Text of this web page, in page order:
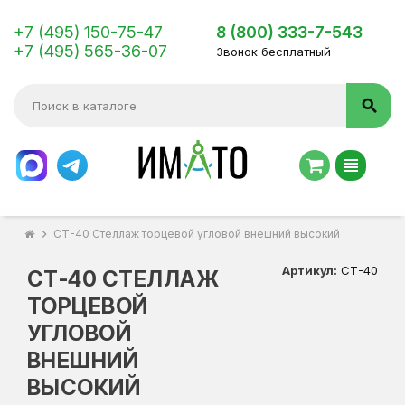
+7 (495) 150-75-47
+7 (495) 565-36-07
8 (800) 333-7-543
Звонок бесплатный
search
view_headline
chevron_right СТ-40 Стеллаж торцевой угловой внешний высокий
СТ-40 СТЕЛЛАЖ
ТОРЦЕВОЙ
УГЛОВОЙ
ВНЕШНИЙ
ВЫСОКИЙ
Артикул: СТ-40